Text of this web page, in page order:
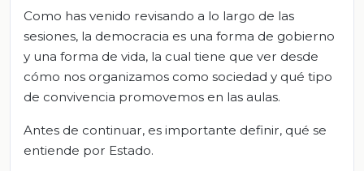
Como has venido revisando a lo largo de las
sesiones, la democracia es una forma de gobierno
y una forma de vida, la cual tiene que ver desde
cómo nos organizamos como sociedad y qué tipo
de convivencia promovemos en las aulas.
Antes de continuar, es importante definir, qué se
entiende por Estado.